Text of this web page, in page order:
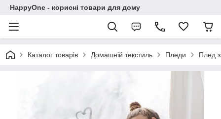
HappyOne - корисні товари для дому
Каталог товарів Домашній текстиль Пледи Плед